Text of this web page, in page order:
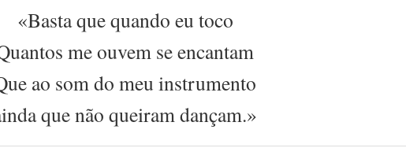
«Basta que quando eu toco
me ouvem se encantam
ao som do meu instrumento
que não queiram dançam.»